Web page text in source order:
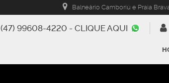
Balneário Camboriú e Praia
(47) 99608-4220 - CLIQUE AQUI